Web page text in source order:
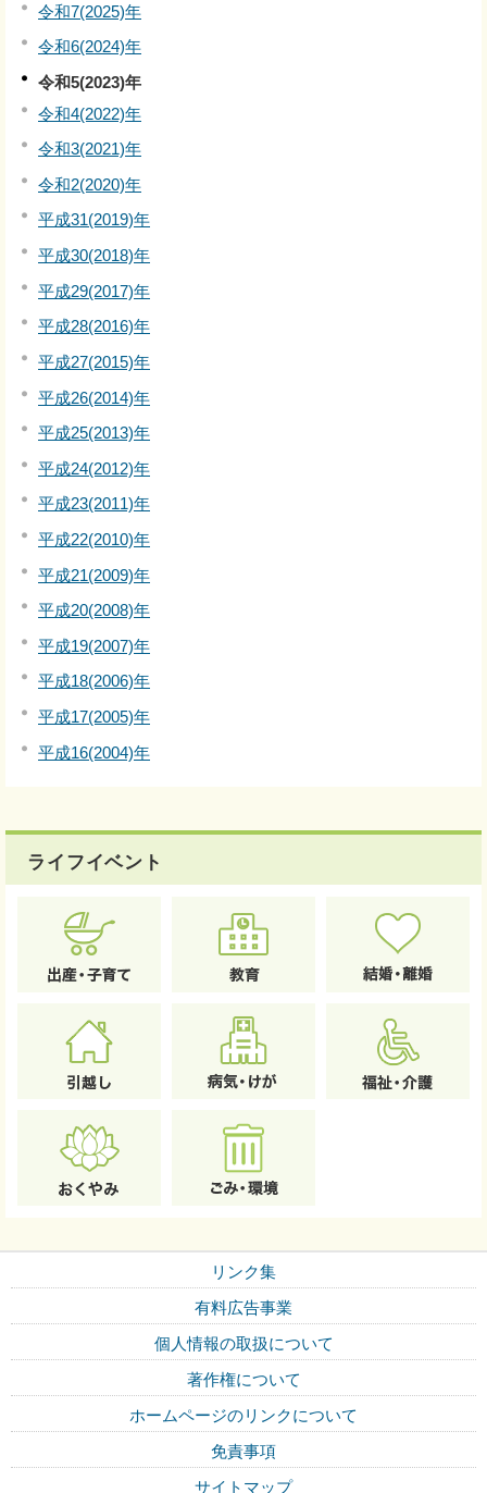
令和7(2025)年
令和6(2024)年
令和5(2023)年
令和4(2022)年
令和3(2021)年
令和2(2020)年
平成31(2019)年
平成30(2018)年
平成29(2017)年
平成28(2016)年
平成27(2015)年
平成26(2014)年
平成25(2013)年
平成24(2012)年
平成23(2011)年
平成22(2010)年
平成21(2009)年
平成20(2008)年
平成19(2007)年
平成18(2006)年
平成17(2005)年
平成16(2004)年
ライフイベント
リンク集
有料広告事業
個人情報の取扱について
著作権について
ホームページのリンクについて
免責事項
サイトマップ